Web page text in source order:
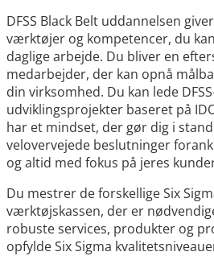
DFSS Black Belt uddannelsen
værktøjer og kompetencer, du
daglige arbejde. Du bliver en
medarbejder, der kan opnå
din virksomhed. Du kan lede
udviklingsprojekter baseret på
har et mindset, der gør dig i
velovervejede beslutninger
og altid med fokus på jeres
Du mestrer de forskellige Six
værktøjskassen, der er
robuste services, produkter og
opfylde Six Sigma